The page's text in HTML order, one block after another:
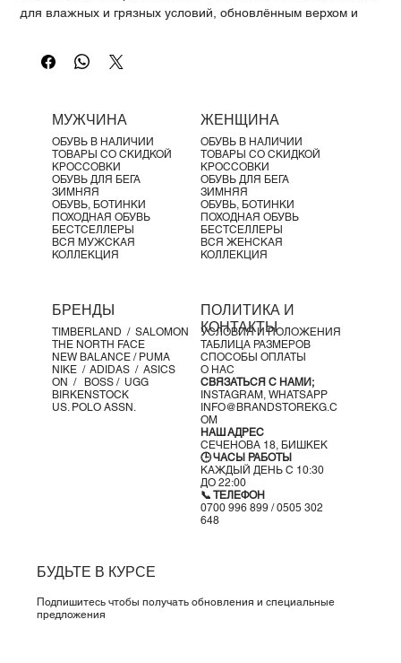
для влажных и грязных условий, обновлённым верхом и
2-3 раза в неделю
Перепад:10 мм
Местность для бега:
Грязевая местность
Водонепроницаемость:
GORE-TEX®
Вес:328 г
Глубина протектора:
МУЖЧИНА
ОБУВЬ В НАЛИЧИИ
ТОВАРЫ СО СКИДКОЙ
КРОССОВКИ
ОБУВЬ ДЛЯ БЕГА
ЗИМНЯЯ
ОБУВЬ, БОТИНКИ
ПОХОДНАЯ ОБУВЬ
БЕСТСЕЛЛЕРЫ
ВСЯ МУЖСКАЯ
КОЛЛЕКЦИЯ
ЖЕНЩИНА
ОБУВЬ В НАЛИЧИИ
ТОВАРЫ СО СКИДКОЙ
КРОССОВКИ
ОБУВЬ ДЛЯ БЕГА
ЗИМНЯЯ
ОБУВЬ, БОТИНКИ
ПОХОДНАЯ ОБУВЬ
БЕСТСЕЛЛЕРЫ
ВСЯ ЖЕНСКАЯ
КОЛЛЕКЦИЯ
БРЕНДЫ
TIMBERLAND / SALOMON
THE NORTH FACE
NEW BALANCE / PUMA
NIKE / ADIDAS / ASICS
ON / BOSS / UGG
BIRKENSTOCK
US. POLO ASSN.
ПОЛИТИКА И
КОНТАКТЫ
УСЛОВИЯ И ПОЛОЖЕНИЯ
ТАБЛИЦА РАЗМЕРОВ
СПОСОБЫ ОПЛАТЫ
О НАС
СВЯЗАТЬСЯ С НАМИ;
INSTAGRAM, WHATSAPP
INFO@BRANDSTOREKG.C
OM
НАШ АДРЕС
СЕЧЕНОВА 18, БИШКЕК
🕒 ЧАСЫ РАБОТЫ
КАЖДЫЙ ДЕНЬ С 10:30
ДО 22:00
📞 ТЕЛЕФОН
0700 996 899 / 0505 302
648
БУДЬТЕ В КУРСЕ
Подпишитесь чтобы получать обновления и специальные
предложения